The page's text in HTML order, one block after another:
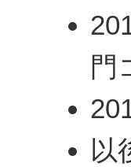
門
以